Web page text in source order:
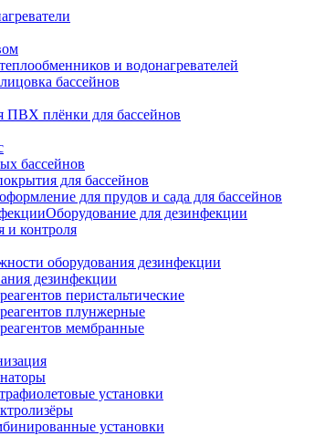
и водонагревателей
бассейнов
ПВХ плёнки для бассейнов
бассейнов
для бассейнов
для прудов и сада для бассейнов
Оборудование для дезинфекции
и контроля
оборудования дезинфекции
дезинфекции
перистальтические
плунжерные
мембранные
установки
установки